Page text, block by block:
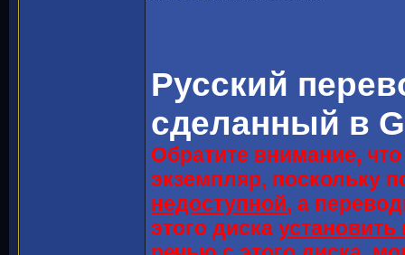
Русский
сделанный в
Обратите внимание,
экземпляр, поскольку
недоступной, а
этого диска установить